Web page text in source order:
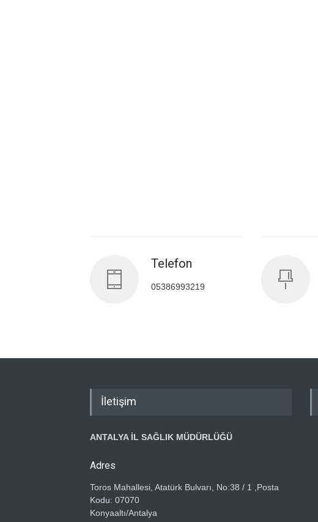
Telefon
05386993219
İletişim
ANTALYA İL SAĞLIK MÜDÜRLÜĞÜ
Adres
Toros Mahallesi, Atatürk Bulvarı, No:38 / 1 ,Posta
Kodu: 07070
Konyaaltı/Antalya